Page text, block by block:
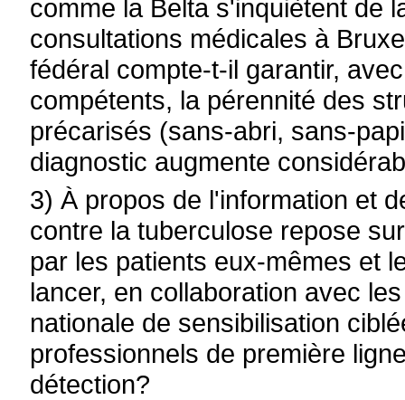
comme la Belta s'inquiètent de
consultations médicales à
fédéral compte-t-il garantir,
compétents, la pérennité des
précarisés (sans-abri, sans-
diagnostic augmente
3) À propos de l'information et
contre la tuberculose repose
par les patients eux-mêmes et
lancer, en collaboration avec
nationale de sensibilisation
professionnels de première
détection?